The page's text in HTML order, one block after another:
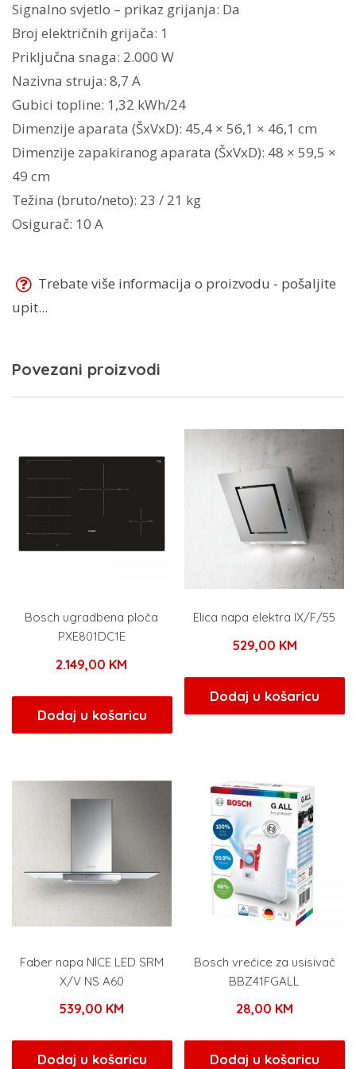
Signalno svjetlo – prikaz grijanja: Da
Broj električnih grijača: 1
Priključna snaga: 2.000 W
Nazivna struja: 8,7 A
Gubici topline: 1,32 kWh/24
Dimenzije aparata (ŠxVxD): 45,4 × 56,1 × 46,1 cm
Dimenzije zapakiranog aparata (ŠxVxD): 48 × 59,5 ×
49 cm
Težina (bruto/neto): 23 / 21 kg
Osigurač: 10 A
Trebate više informacija o proizvodu - pošaljite
upit...
Povezani proizvodi
Bosch ugradbena ploča
PXE801DC1E
2.149,00 KM
Dodaj u košaricu
Elica napa elektra IX/F/55
529,00 KM
Dodaj u košaricu
Faber napa NICE LED SRM
X/V NS A60
539,00 KM
Dodaj u košaricu
Bosch vrećice za usisivač
BBZ41FGALL
28,00 KM
Dodaj u košaricu